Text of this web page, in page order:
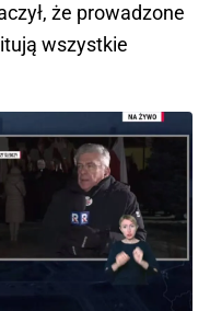
że prowadzone
wszystkie